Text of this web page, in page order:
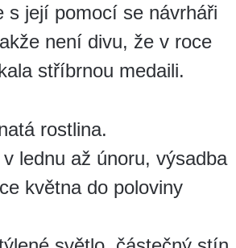
s její pomocí se návrháři
není divu, že v roce
stříbrnou medaili.
rostlina.
lednu až únoru, výsadba
května do poloviny